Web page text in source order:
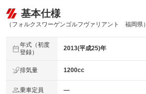
基本仕様
（フォルクスワーゲンゴルフヴァリアント 福岡県）
年式（初度
登録）
2013(平成25)年
排気量 1200cc
乗車定員 ―